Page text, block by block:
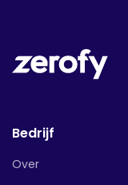
Bedrijf
Over